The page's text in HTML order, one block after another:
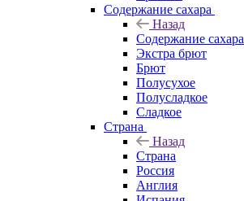
Содержание сахара
Назад
Содержание сахара
Экстра брют
Брют
Полусухое
Полусладкое
Сладкое
Страна
Назад
Страна
Россия
Англия